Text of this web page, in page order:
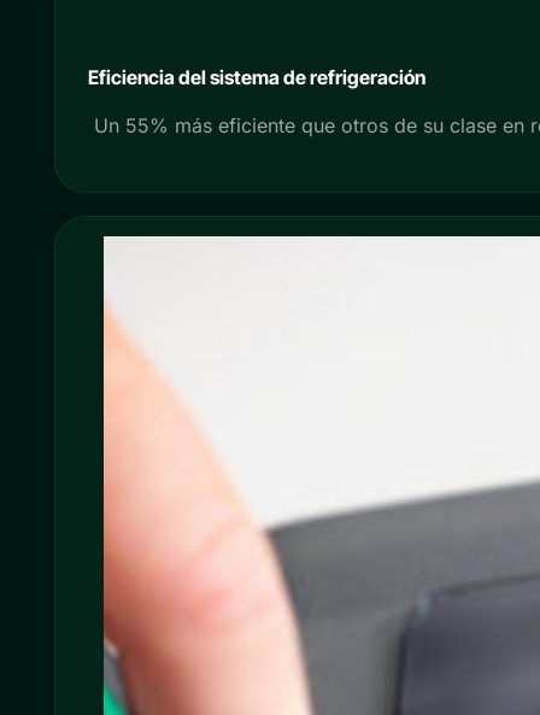
Eficiencia del sistema de refrigeración
Un 55% más eficiente que otros de su clase en